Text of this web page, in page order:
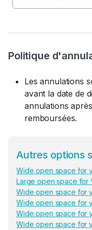
Politique
Les annulations
avant la date de
annulations
remboursées.
Autres options
Wide open space for
Large open space for
Wide open space for
Wide open space for
Wide open space for
Wide open space for